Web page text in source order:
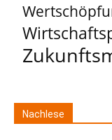
Nachlese